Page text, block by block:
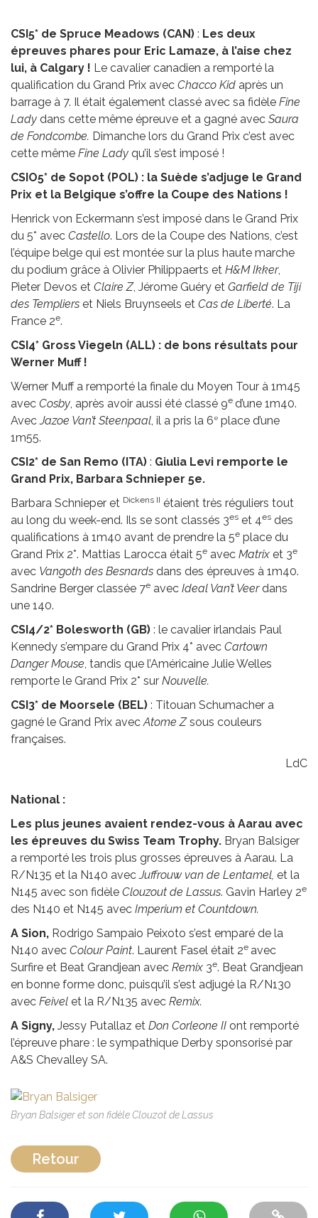
CSI5* de Spruce Meadows (CAN) : Les deux
épreuves phares pour Eric Lamaze, à l’aise chez
lui, à Calgary ! Le cavalier canadien a remporté la
qualification du Grand Prix avec Chacco Kid après un
barrage à 7. Il était également classé avec sa fidèle Fine
Lady dans cette même épreuve et a gagné avec Saura
de Fondcombe. Dimanche lors du Grand Prix c’est avec
cette même Fine Lady qu’il s’est imposé !
CSIO5* de Sopot (POL) : la Suède s’adjuge le Grand
Prix et la Belgique s’offre la Coupe des Nations !
Henrick von Eckermann s’est imposé dans le Grand Prix
du 5* avec Castello. Lors de la Coupe des Nations, c’est
l’équipe belge qui est montée sur la plus haute marche
du podium grâce à Olivier Philippaerts et H&M Ikker,
Pieter Devos et Claire Z, Jérome Guéry et Garfield de Tiji
des Templiers et Niels Bruynseels et Cas de Liberté. La
France 2e.
CSI4* Gross Viegeln (ALL) : de bons résultats pour
Werner Muff !
Werner Muff a remporté la finale du Moyen Tour à 1m45
avec Cosby, après avoir aussi été classé 9e d’une 1m40.
AvecJazoe Van’t Steenpaal, il a pris la 6e place d’une
1m55.
CSI2* de San Remo (ITA) : Giulia Levi remporte le
Grand Prix, Barbara Schnieper 5e.
Barbara Schnieper et Dickens II étaient très réguliers tout
au long du week-end. Ils se sont classés 3es et 4es des
qualifications à 1m40 avant de prendre la 5e place du
Grand Prix 2*. Mattias Larocca était 5e avec Matrix et 3e
avec Vangoth des Besnards dans des épreuves à 1m40.
Sandrine Berger classée 7e avec Ideal Van’t Veerdans
une 140.
CSI4/2* Bolesworth (GB) : le cavalier irlandais Paul
Kennedy s’empare du Grand Prix 4* avec Cartown
Danger Mouse, tandis que l’Américaine Julie Welles
remporte le Grand Prix 2* sur Nouvelle.
CSI3* de Moorsele (BEL) : Titouan Schumacher a
gagné le Grand Prix avecAtome Zsous couleurs
françaises.
LdC
National :
Les plus jeunes avaient rendez-vous à Aarau avec
les épreuves du Swiss Team Trophy. Bryan Balsiger
a remporté les trois plus grosses épreuves à Aarau. La
R/N135 et la N140 avecJuffrouw van de Lentamel, et la
N145 avec son fidèle Clouzout de Lassus. Gavin Harley 2e
des N140 et N145 avec Imperium et Countdown.
A Sion, Rodrigo Sampaio Peixoto s’est emparé de la
N140 avec Colour Paint. Laurent Fasel était 2e avec
Surfire et Beat Grandjean avec Remix 3e. Beat Grandjean
en bonne forme donc, puisqu’il s’est adjugé la R/N130
avec Feivel et la R/N135 avec Remix.
A Signy, Jessy Putallaz et Don Corleone II ont remporté
l’épreuve phare : le sympathique Derby sponsorisé par
A&S Chevalley SA.
Bryan Balsiger et son fidèle Clouzot de Lassus
Retour